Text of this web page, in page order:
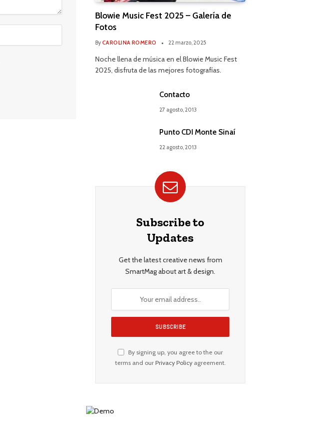
Blowie Music Fest 2025 – Galería de
Fotos
ByCAROLINA ROMERO 22 marzo, 2025
Noche llena de música en el Blowie Music Fest
2025, disfruta de las mejores fotografías.
Contacto
27 agosto, 2013
Punto CDI Monte Sinaí
22 agosto, 2013
Subscribe to
Updates
Get the latest creative news from
SmartMag about art & design.
By signing up, you agree to the our
terms and our Privacy Policyagreement.